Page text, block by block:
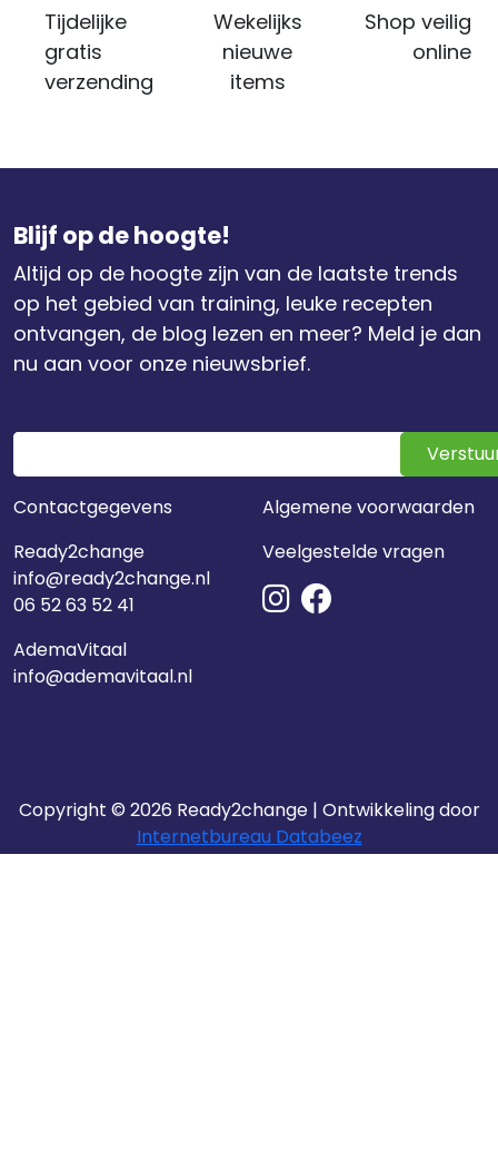
Tijdelijke
gratis
verzending
Wekelijks
nieuwe
items
Shop veilig
online
Blijf op de hoogte!
Altijd op de hoogte zijn van de laatste trends
op het gebied van training, leuke recepten
ontvangen, de blog lezen en meer? Meld je dan
nu aan voor onze nieuwsbrief.
Contactgegevens
Ready2change
info@ready2change.nl
06 52 63 52 41
AdemaVitaal
info@ademavitaal.nl
Algemene voorwaarden
Veelgestelde vragen
Copyright © 2026 Ready2change | Ontwikkeling door
Internetbureau Databeez